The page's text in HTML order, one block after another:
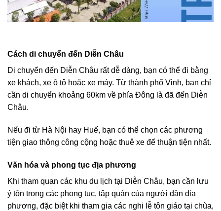
Cách di chuyển đến Diễn Châu
Di chuyển đến Diễn Châu rất dễ dàng, bạn có thể đi bằng
xe khách, xe ô tô hoặc xe máy. Từ thành phố Vinh, bạn chỉ
cần di chuyển khoảng 60km về phía Đông là đã đến Diễn
Châu.
Nếu đi từ Hà Nội hay Huế, bạn có thể chọn các phương
tiện giao thông công cộng hoặc thuê xe để thuận tiện nhất.
Văn hóa và phong tục địa phương
Khi tham quan các khu du lịch tại Diễn Châu, bạn cần lưu
ý tôn trọng các phong tục, tập quán của người dân địa
phương, đặc biệt khi tham gia các nghi lễ tôn giáo tại chùa,